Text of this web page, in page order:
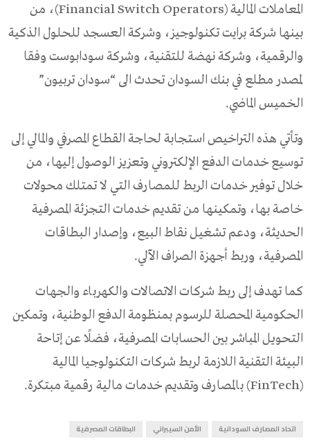
المعاملات المالية (Financial Switch Operators)، من
بينها شركة برايت تكنولوجيز، وشركة العسجد للحلول الذكية
والرقمية، وشركة نهضة للتقنية، وشركة سودابوست وفقا
لمصدر مطلع في بنك السودان تحدث الى “سودان تربيون”
الخميس الماضي.
وتأتي هذه التراخيص استجابة لحاجة القطاع المصرفي والمالي إلى
توسيع خدمات الدفع الإلكتروني وتعزيز الوصول إليها، من
خلال توفير خدمات الربط للمصارف التي لا تمتلك محولات
خاصة بها، وتمكينها من تقديم خدمات التجزئة المصرفية
الحديثة، ودعم تشغيل نقاط البيع، وإصدار البطاقات
المصرفية، وربط أجهزة الصراف الآلي.
كما تهدف إلى ربط شركات الاتصالات والكهرباء والجهات
الحكومية المحصلة للرسوم بمنظومة الدفع الوطنية، وتمكين
التحويل المباشر بين الحسابات المصرفية، فضلًا عن إتاحة
البيئة التقنية اللازمة لربط شركات التكنولوجيا المالية
(FinTech) بالمصارف وتقديم خدمات مالية رقمية مبتكرة.
اتحاد المصارف السودانية الأمن السيبراني
البطاقات المصرفية